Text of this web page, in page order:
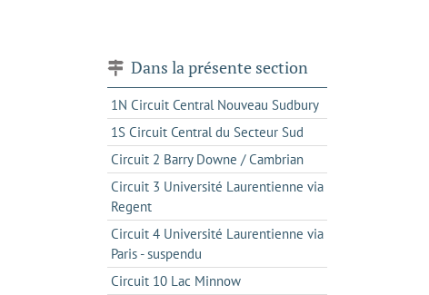
Dans la présente section
1N Circuit Central Nouveau Sudbury
1S Circuit Central du Secteur Sud
Circuit 2 Barry Downe / Cambrian
Circuit 3 Université Laurentienne via
Regent
Circuit 4 Université Laurentienne via
Paris - suspendu
Circuit 10 Lac Minnow